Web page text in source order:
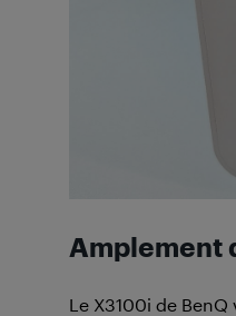
Amplement
Le X3100i de